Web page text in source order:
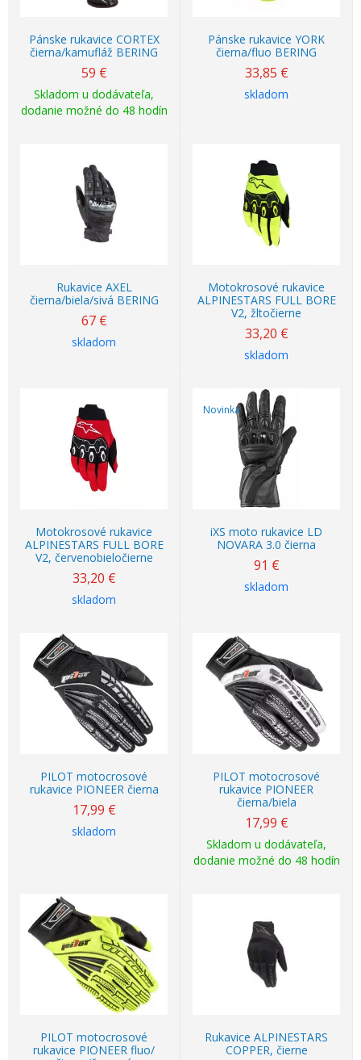
Pánske rukavice CORTEX
čierna/kamufláž BERING
59 €
Skladom u dodávateľa,
dodanie možné do 48 hodín
Pánske rukavice YORK
čierna/fluo BERING
33,85 €
skladom
Rukavice AXEL
čierna/biela/sivá BERING
67 €
skladom
Motokrosové rukavice
ALPINESTARS FULL BORE
V2, žltočierne
33,20 €
skladom
Motokrosové rukavice
ALPINESTARS FULL BORE
V2, červenobieločierne
33,20 €
skladom
Novinka
iXS moto rukavice LD
NOVARA 3.0 čierna
91 €
skladom
PILOT motocrosové
rukavice PIONEER čierna
17,99 €
skladom
PILOT motocrosové
rukavice PIONEER
čierna/biela
17,99 €
Skladom u dodávateľa,
dodanie možné do 48 hodín
PILOT motocrosové
rukavice PIONEER fluo/
Rukavice ALPINESTARS
COPPER, čierne